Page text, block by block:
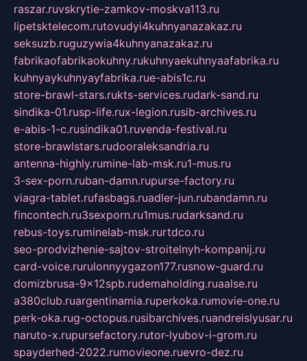
raszar.ruvskrytie-zamkov-moskva113.ru
lipetsktelecom.rutovudyi4kuhnyanazakaz.ru
seksuzb.ruguzywia4kuhnyanazakaz.ru
fabrikaofabrikaokuhny.rukuhnyaekuhnyaafabrika.ru
kuhnyaykuhnyayfabrika.rue-abis1c.ru
store-brawl-stars.rukts-services.rudark-sand.ru
sindika-01.rusp-life.rux-legion.rusib-archives.ru
e-abis-1-c.rusindika01.ruvenda-festival.ru
store-brawlstars.rudooraleksandria.ru
antenna-highly.rumine-lab-msk.ru1-mus.ru
3-sex-porn.ruban-damn.rupurse-factory.ru
viagra-tablet.rufasbags.ruadler-jun.rubandamn.ru
fincontech.ru3sexporn.ru1mus.rudarksand.ru
rebus-toys.ruminelab-msk.rurtdco.ru
seo-prodvizhenie-sajtov-stroitelnyh-kompanij.ru
card-voice.rurulonnyygazon177.rusnow-guard.ru
domizbrusa-9x12spb.rudemaholding.ruaalse.ru
a380club.ruargentinamia.ruperkoka.rumovie-one.ru
perk-oka.rug-octopus.rusibarchives.ruandreislyusar.ru
naruto-x.rupursefactory.rutor-lyubov-i-grom.ru
spayderhed-2022.rumovieone.ruevro-dez.ru